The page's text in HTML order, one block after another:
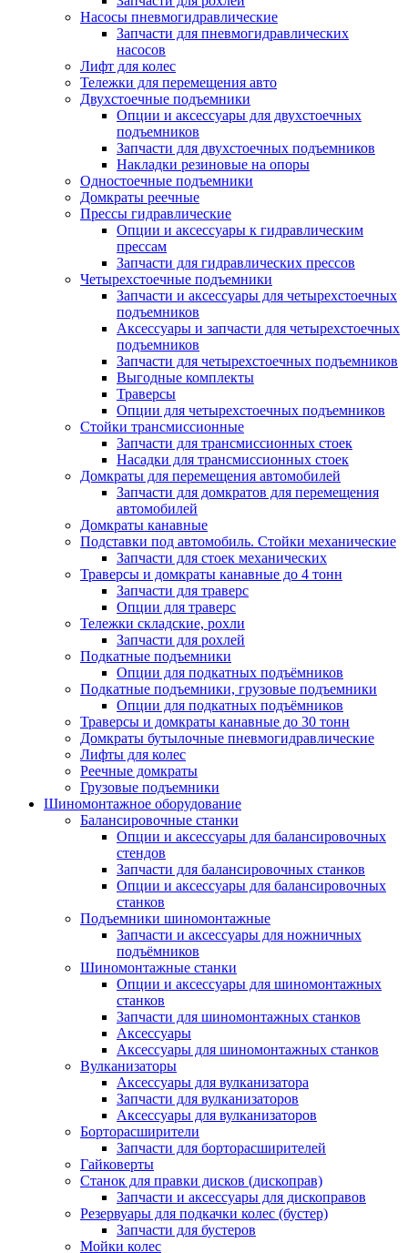
Насосы пневмогидравлические
Запчасти для пневмогидравлических
насосов
Лифт для колес
Тележки для перемещения авто
Двухстоечные подъемники
Опции и аксессуары для двухстоечных
подъемников
Запчасти для двухстоечных подъемников
Накладки резиновые на опоры
Одностоечные подъемники
Домкраты реечные
Прессы гидравлические
Опции и аксессуары к гидравлическим
прессам
Запчасти для гидравлических прессов
Четырехстоечные подъемники
Запчасти и аксессуары для четырехстоечных
подъемников
Аксессуары и запчасти для четырехстоечных
подъемников
Запчасти для четырехстоечных подъемников
Выгодные комплекты
Траверсы
Опции для четырехстоечных подъемников
Стойки трансмиссионные
Запчасти для трансмиссионных стоек
Насадки для трансмиссионных стоек
Домкраты для перемещения автомобилей
Запчасти для домкратов для перемещения
автомобилей
Домкраты канавные
Подставки под автомобиль. Стойки механические
Запчасти для стоек механических
Траверсы и домкраты канавные до 4 тонн
Запчасти для траверс
Опции для траверс
Тележки складские, рохли
Запчасти для рохлей
Подкатные подъемники
Опции для подкатных подъёмников
Подкатные подъемники, грузовые подъемники
Опции для подкатных подъёмников
Траверсы и домкраты канавные до 30 тонн
Домкраты бутылочные пневмогидравлические
Лифты для колес
Реечные домкраты
Грузовые подъемники
Шиномонтажное оборудование
Балансировочные станки
Опции и аксессуары для балансировочных
стендов
Запчасти для балансировочных станков
Опции и аксессуары для балансировочных
станков
Подъемники шиномонтажные
Запчасти и аксессуары для ножничных
подъёмников
Шиномонтажные станки
Опции и аксессуары для шиномонтажных
станков
Запчасти для шиномонтажных станков
Аксессуары
Аксессуары для шиномонтажных станков
Вулканизаторы
Аксессуары для вулканизатора
Запчасти для вулканизаторов
Аксессуары для вулканизаторов
Борторасширители
Запчасти для борторасширителей
Гайковерты
Станок для правки дисков (дископрав)
Запчасти и аксессуары для дископравов
Резервуары для подкачки колес (бустер)
Запчасти для бустеров
Мойки колес